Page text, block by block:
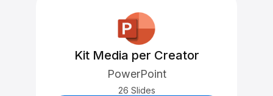
Kit Media per Creator
PowerPoint
26 Slides